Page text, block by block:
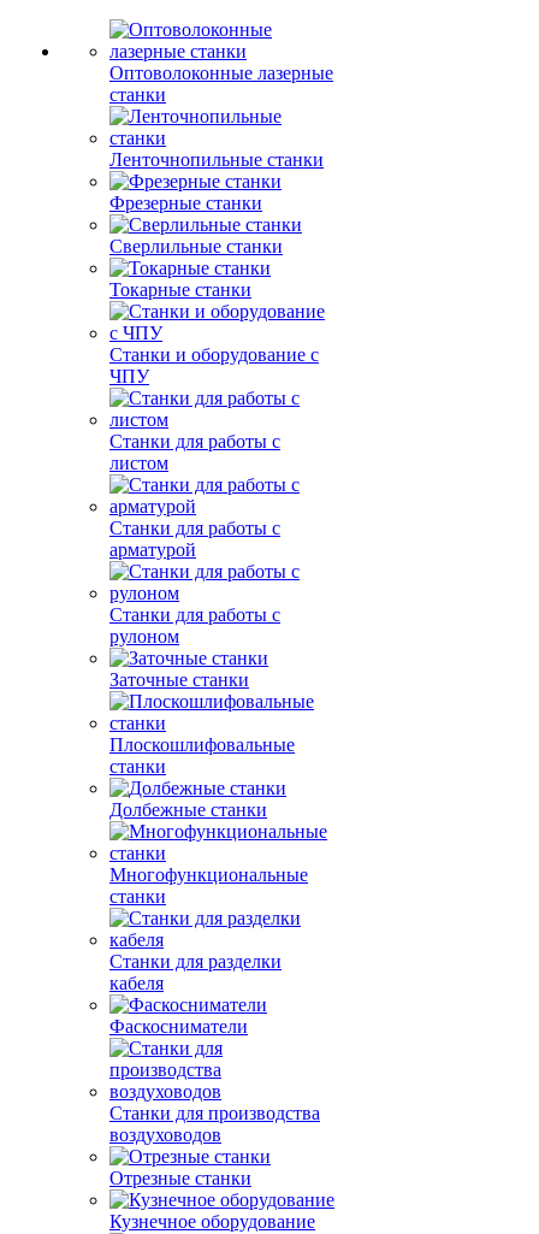
Оптоволоконные лазерные
станки
Ленточнопильные станки
Фрезерные станки
Сверлильные станки
Токарные станки
Станки и оборудование с
ЧПУ
Станки для работы с
листом
Станки для работы с
арматурой
Станки для работы с
рулоном
Заточные станки
Плоскошлифовальные
станки
Долбежные станки
Многофункциональные
станки
Станки для разделки
кабеля
Фаскосниматели
Станки для производства
воздуховодов
Отрезные станки
Кузнечное оборудование